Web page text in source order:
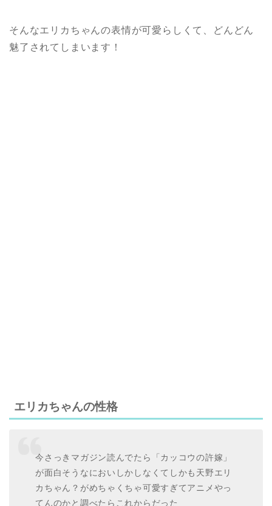
そんなエリカちゃんの表情が可愛らしくて、どんどん
魅了されてしまいます！
エリカちゃんの性格
今さっきマガジン読んでたら「カッコウの許嫁」
が面白そうなにおいしかしなくてしかも天野エリ
カちゃん？がめちゃくちゃ可愛すぎてアニメやっ
てんのかと調べたらこれからだった